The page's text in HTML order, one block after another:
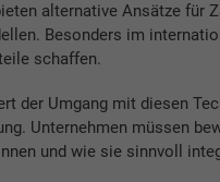
alternative Ansätze für
Besonders im
schaffen.
der Umgang mit diesen
Unternehmen müssen
und wie sie sinnvoll